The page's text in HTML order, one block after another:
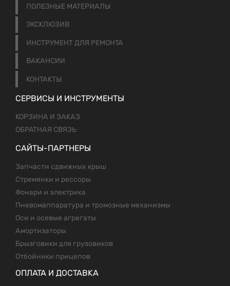
ПОЛЕЗНЫЕ МАТЕРИАЛЫ
ЭКСКЛЮЗИВ
ИНСТРУМЕНТ ДЛЯ РЕМОНТА
ВАКАНСИИ
КОНТАКТЫ
СЕРВИСЫ И ИНСТРУМЕНТЫ
КОРЗИНА И ЗАКАЗ
ОБРАТНАЯ СВЯЗЬ
САЙТЫ-ПАРТНЕРЫ
Запчасти сдвижных крыш
Стремянки и рессоры
Фонари и электрика
Пневомаппаратура и тромозные механизмы
Оси и осевые агрегаты
Амортизаторы
Брызговики для грузовиков
Отбойники прицепов
ОПЛАТА И ДОСТАВКА